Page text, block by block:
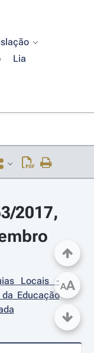
Lia
2017,
Locais -
Educação
AA